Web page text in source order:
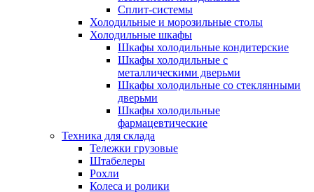
Сплит-системы
Холодильные и морозильные столы
Холодильные шкафы
Шкафы холодильные кондитерские
Шкафы холодильные с
металлическими дверьми
Шкафы холодильные со стеклянными
дверьми
Шкафы холодильные
фармацевтические
Техника для склада
Тележки грузовые
Штабелеры
Рохли
Колеса и ролики